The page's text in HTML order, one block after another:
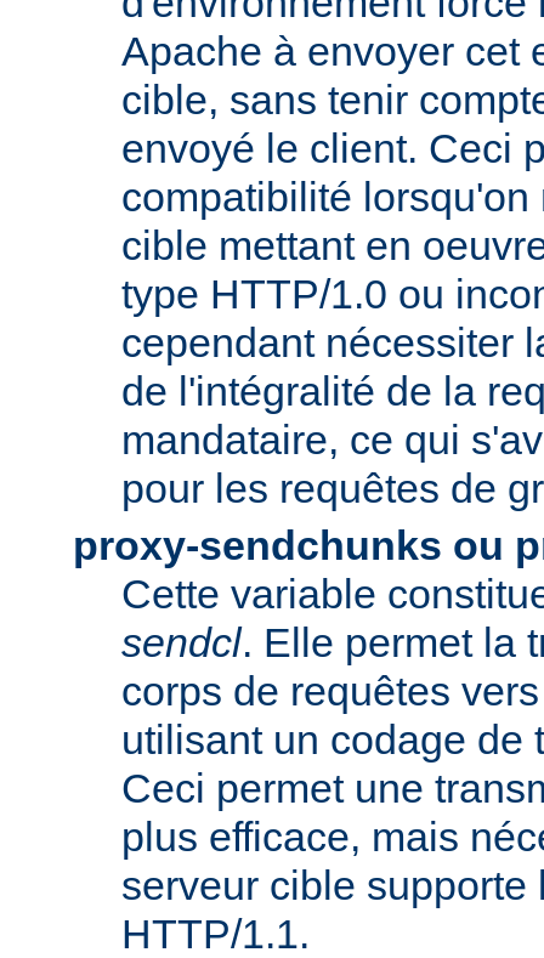
Apache à envoyer cet
cible, sans tenir
envoyé le client. Ceci
compatibilité
cible mettant en
type HTTP/1.0 ou
cependant nécessiter
de l'intégralité de la
mandataire, ce qui
pour les requêtes de
proxy-sendchunks ou
Cette variable
sendcl. Elle permet la
corps de requêtes
utilisant un codage de
Ceci permet une
plus efficace, mais
serveur cible supporte
HTTP/1.1.